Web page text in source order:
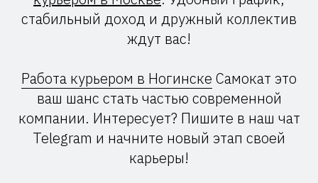
стабильный доход и дружный коллектив
ждут вас!
Работа курьером в Ногинске Самокат это
ваш шанс стать частью современной
компании. Интересует? Пишите в наш чат
Telegram и начните новый этап своей
карьеры!